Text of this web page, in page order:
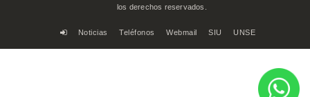
los derechos reservados.
Noticias Teléfonos Webmail SIU UNSE